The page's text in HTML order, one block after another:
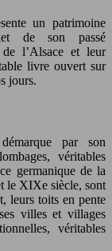
un patrimoine
de son passé
de l’Alsace et leur
livre ouvert sur
jours.
par son
véritables
germanique de la
le XIXe siècle, sont
leurs toits en pente
villes et villages
véritables